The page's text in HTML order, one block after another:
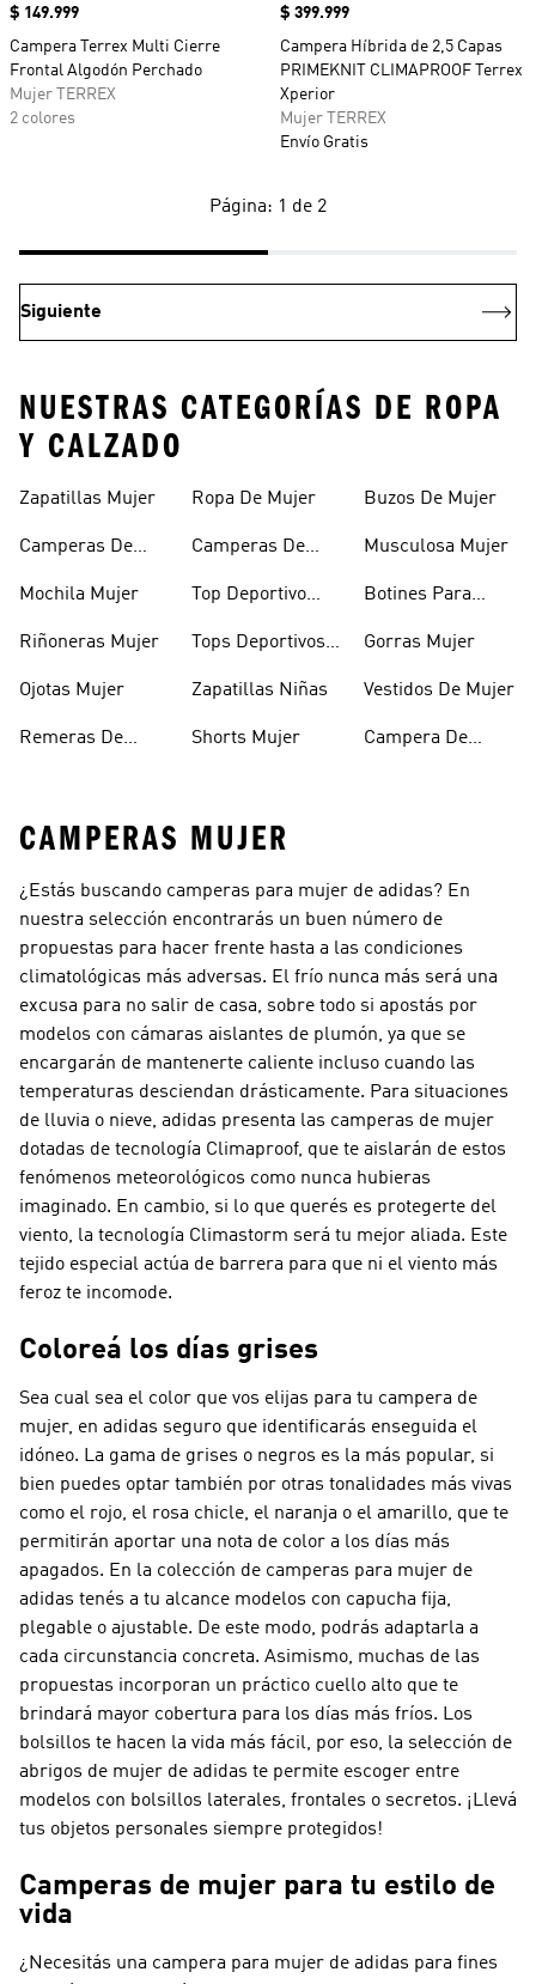
Precio
$ 149.999
Campera Terrex Multi Cierre
Frontal Algodón Perchado
Mujer TERREX
2 colores
Precio
$ 399.999
Campera Híbrida de 2,5 Capas
PRIMEKNIT CLIMAPROOF Terrex
Xperior
Mujer TERREX
Envío Gratis
Página: 1 de 2
Siguiente
NUESTRAS CATEGORÍAS DE ROPA
Y CALZADO
Zapatillas Mujer
Camperas De
Mochila Mujer
Riñoneras Mujer
Ojotas Mujer
Remeras De
Ropa De Mujer
Camperas De
Top Deportivo
Tops Deportivos
Zapatillas Niñas
Shorts Mujer
Buzos De Mujer
Musculosa Mujer
Botines Para
Gorras Mujer
Vestidos De Mujer
Campera De
CAMPERAS MUJER
¿Estás buscando camperas para mujer de adidas? En
nuestra selección encontrarás un buen número de
propuestas para hacer frente hasta a las condiciones
climatológicas más adversas. El frío nunca más será una
excusa para no salir de casa, sobre todo si apostás por
modelos con cámaras aislantes de plumón, ya que se
encargarán de mantenerte caliente incluso cuando las
temperaturas desciendan drásticamente. Para situaciones
de lluvia o nieve, adidas presenta las camperas de mujer
dotadas de tecnología Climaproof, que te aislarán de estos
fenómenos meteorológicos como nunca hubieras
imaginado. En cambio, si lo que querés es protegerte del
viento, la tecnología Climastorm será tu mejor aliada. Este
tejido especial actúa de barrera para que ni el viento más
feroz te incomode.
Coloreá los días grises
Sea cual sea el color que vos elijas para tu campera de
mujer, en adidas seguro que identificarás enseguida el
idóneo. La gama de grises o negros es la más popular, si
bien puedes optar también por otras tonalidades más vivas
como el rojo, el rosa chicle, el naranja o el amarillo, que te
permitirán aportar una nota de color a los días más
apagados. En la colección de camperas para mujer de
adidas tenés a tu alcance modelos con capucha fija,
plegable o ajustable. De este modo, podrás adaptarla a
cada circunstancia concreta. Asimismo, muchas de las
propuestas incorporan un práctico cuello alto que te
brindará mayor cobertura para los días más fríos. Los
bolsillos te hacen la vida más fácil, por eso, la selección de
abrigos de mujer de adidas te permite escoger entre
modelos con bolsillos laterales, frontales o secretos. ¡Llevá
tus objetos personales siempre protegidos!
Camperas de mujer para tu estilo de
vida
¿Necesitás una campera para mujer de adidas para fines